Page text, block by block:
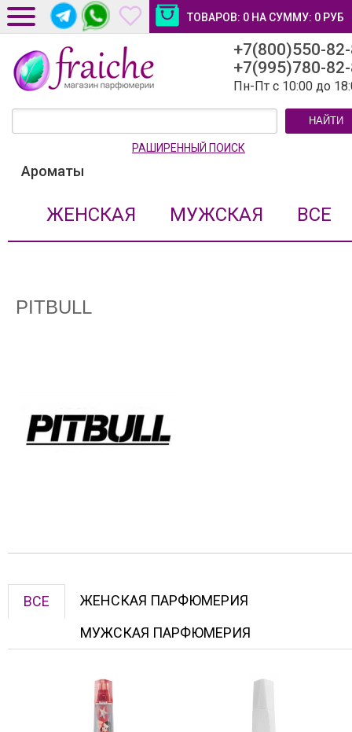
ТОВАРОВ: 0 НА СУММУ: 0 РУБ
ДОСТАВКА И ОПЛАТА
НОВОСТИ И СТАТЬИ
+7(800)550-
+7(995)780-
Пн-Пт с 10:00 до
НАЙТИ
РАШИРЕННЫЙ ПОИСК
Ароматы
ЖЕНСКАЯ МУЖСКАЯ ВСЕ
PITBULL
ВСЕ
ЖЕНСКАЯ ПАРФЮМЕРИЯ
МУЖСКАЯ ПАРФЮМЕРИЯ